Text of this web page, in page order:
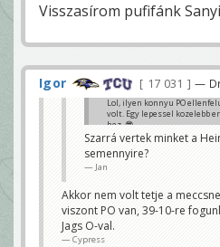
Visszasírom pufifánk
Igor 17 031 —
Lol, ilyen konnyu PO
volt. Egy lepessel kozelebb
hez. 😎
Cypress
Szarrá vertek minket a
semennyire?
Jan
Akkor nem volt tetje a
viszont PO van, 39-10-re
Jags O-val.
Cypress